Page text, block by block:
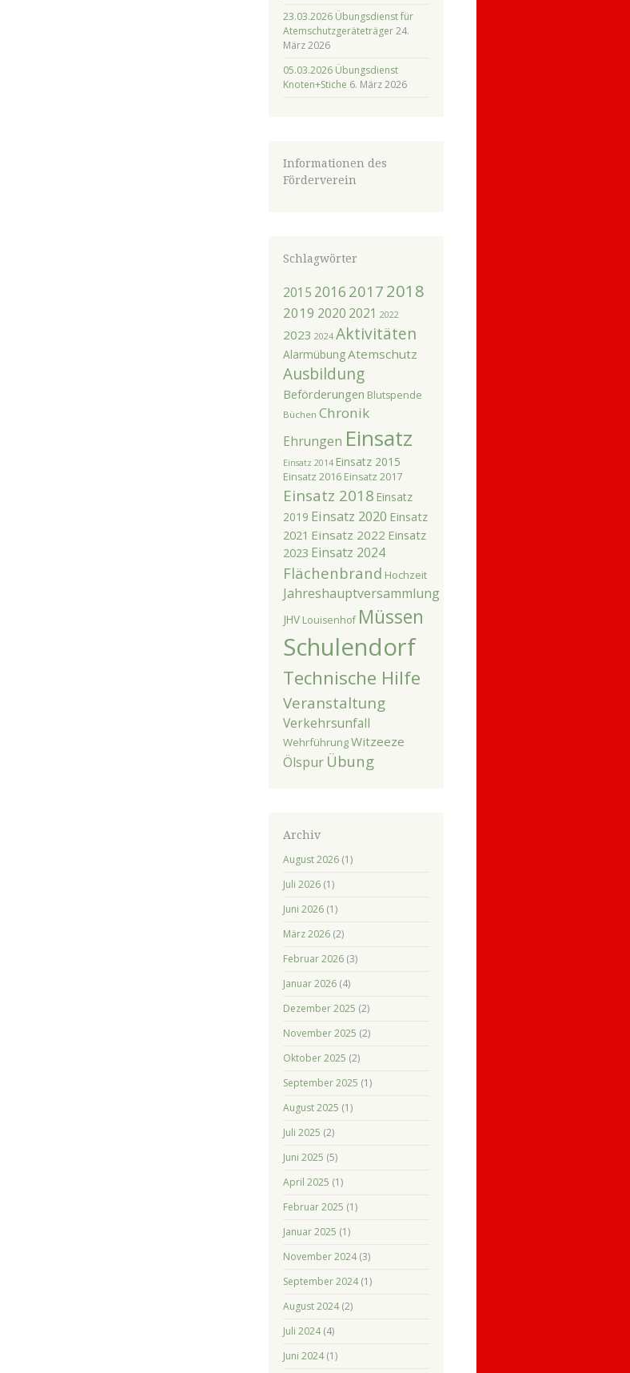
23.03.2026 Übungsdienst für
Atemschutzgeräteträger 24.
März 2026
05.03.2026 Übungsdienst
Knoten+Stiche 6. März 2026
Informationen des
Förderverein
Schlagwörter
2015 2016 2017 2018
2019 2020 2021 2022
2023 2024 Aktivitäten
AlarmübungAtemschutz
Ausbildung
Beförderungen Blutspende
Büchen Chronik
Ehrungen Einsatz
Einsatz 2014 Einsatz 2015
Einsatz 2016 Einsatz 2017
Einsatz 2018 Einsatz
2019 Einsatz 2020 Einsatz
2021 Einsatz 2022 Einsatz
2023 Einsatz 2024
Flächenbrand Hochzeit
Jahreshauptversammlung
JHV Louisenhof Müssen
Schulendorf
Technische Hilfe
Veranstaltung
Verkehrsunfall
WehrführungWitzeeze
Ölspur Übung
Archiv
August 2026(1)
Juli 2026(1)
Juni 2026(1)
März 2026(2)
Februar 2026(3)
Januar 2026(4)
Dezember 2025 (2)
November 2025 (2)
Oktober 2025 (2)
September 2025 (1)
August 2025 (1)
Juli 2025 (2)
Juni 2025 (5)
April 2025 (1)
Februar 2025 (1)
Januar 2025 (1)
November 2024(3)
September 2024(1)
August 2024(2)
Juli 2024(4)
Juni 2024(1)